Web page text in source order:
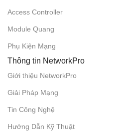
Access Controller
Module Quang
Phụ Kiện Mạng
Thông tin NetworkPro
Giới thiệu NetworkPro
Giải Pháp Mạng
Tin Công Nghệ
Hướng Dẫn Kỹ Thuật